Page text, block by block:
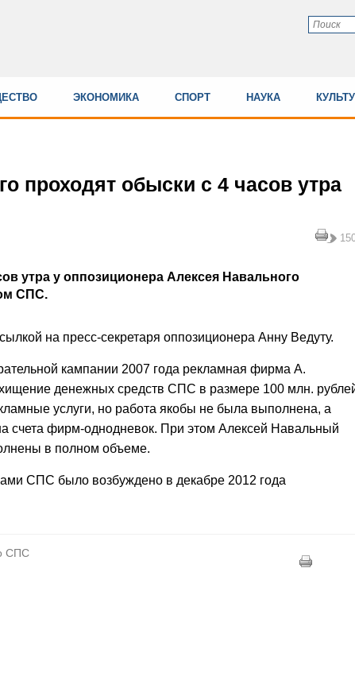
ЭКОНОМИКА СПОРТ НАУКА
проходят обыски с 4 часов утра
утра у оппозиционера Алексея Навального
СПС.
на пресс-секретаря оппозиционера Анну Ведуту.
кампании 2007 года рекламная фирма А.
денежных средств СПС в размере 100 млн.
услуги, но работа якобы не была выполнена, а
счета фирм-однодневок. При этом Алексей Навальный
в полном объеме.
СПС было возбуждено в декабре 2012 года
СПС